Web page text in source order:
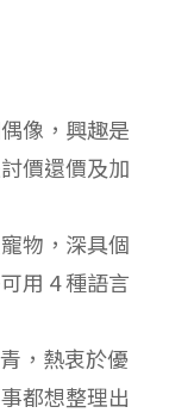
像，興趣是
價還價及加
物，深具個
用 4 種語言
，熱衷於優
都想整理出